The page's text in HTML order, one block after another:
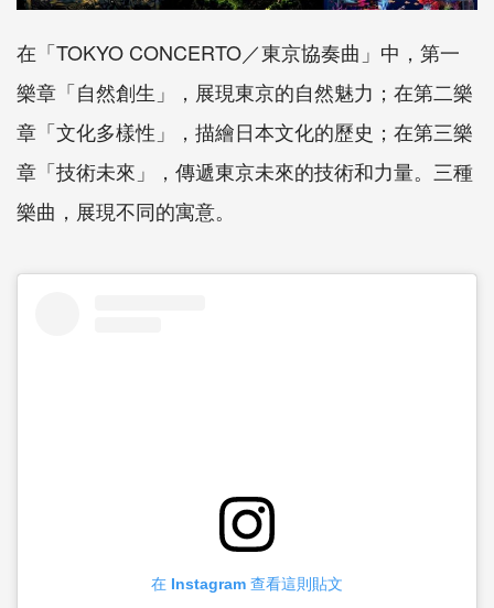
在「TOKYO CONCERTO／東京協奏曲」中，第一
樂章「自然創生」，展現東京的自然魅力；在第二樂
章「文化多樣性」，描繪日本文化的歷史；在第三樂
章「技術未來」，傳遞東京未來的技術和力量。三種
樂曲，展現不同的寓意。
在 Instagram 查看這則貼文